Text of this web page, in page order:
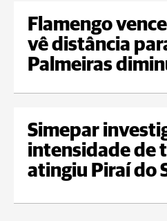
Flamengo
vê distância
Palmeiras
Simepar
intensidade de
atingiu Piraí do